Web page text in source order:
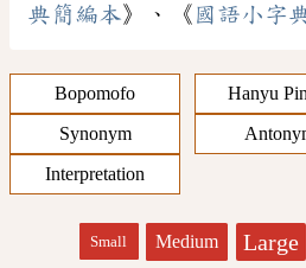
典簡編本》、《 國語小字
Bopomofo
Hanyu
Synonym
Interpretation
Small Medium Large